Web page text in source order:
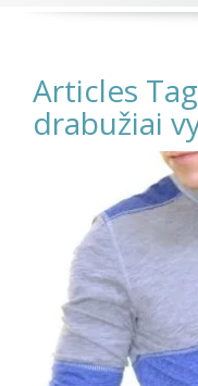
Articles
drabužiai